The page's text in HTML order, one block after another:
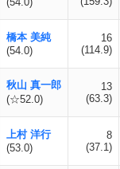
橋本 美純
(54.0)
16
(114.9)
秋山 真一郎
(☆52.0)
13
(63.3)
上村 洋行
(53.0)
8
(37.1)